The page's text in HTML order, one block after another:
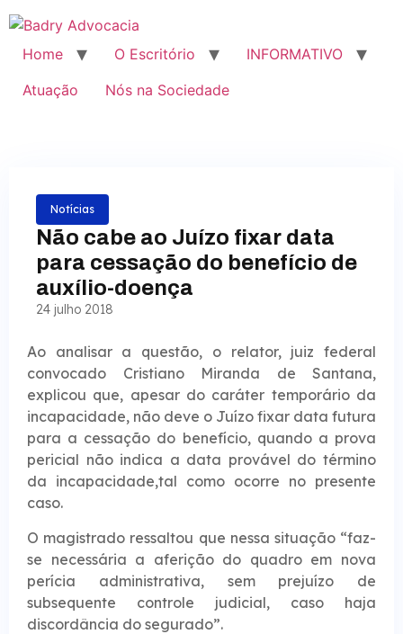
Home O Escritório
INFORMATIVO
Atuação
Nós na Sociedade
Notícias
Não cabe ao Juízo fixar data
para cessação do benefício de
auxílio-doença
24 julho 2018
Ao analisar a questão, o relator, juiz federal
convocado Cristiano Miranda de Santana,
explicou que, apesar do caráter temporário da
incapacidade, não deve o Juízo fixar data futura
para a cessação do benefício, quando a prova
pericial não indica a data provável do término
da incapacidade,tal como ocorre no presente
caso.
O magistrado ressaltou que nessa situação “faz-
se necessária a aferição do quadro em nova
perícia administrativa, sem prejuízo de
subsequente controle judicial, caso haja
discordância do segurado”.